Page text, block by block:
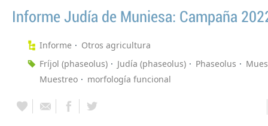
Informe Judía de Muniesa: Campaña
Informe
Otros agricultura
Fríjol (phaseolus)
Judía (phaseolus) Phaseolus
Muestreo
morfología funcional